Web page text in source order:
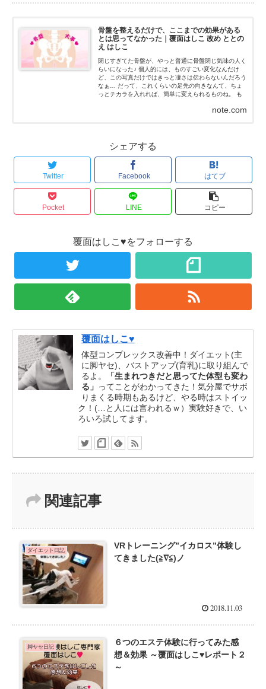
骨盤を整えるだけで、ここまでの効果がある
とは思ってなかった｜覆面はしこ 改め ととの
え はしこ
閉じすぎてた骨盤が、やっと普通に骨盤閉じ気味の人く
らいになった♪ 個人的には、ものすごい変化なんだけ
ど、この写真だけではきっと凄さは伝わらないんだろう
なぁ… だって、これくらいの足先の向きなんて、ちょ
っとチカラを入れれば、簡単に変えられるものね。 も
note.com
シェアする
Twitter Facebook はてブ
Pocket LINE コピー
覆面はしこ♥をフォローする
覆面はしこ♥
体型コンプレックス改善中！ダイエット(主
に脚ヤセ)、バストアップ(育乳)に取り組んで
るよ。
「生まれつきだと思ってた体型も変わ
る」 ってことがわかってきた！気分屋でサボ
りまくる時期もあるけど、やる時はストイッ
ク！(…と人には言われるｗ）実験好きで、い
ろいろ試してます。
関連記事
ダイエット日記
VRトレーニング”イカロス”体験し
てきました(≧∇≦)ノ
2018.11.03
脚ヤセ日記
６つのエステ体験に行ってみた感
想＆効果 ～覆面はしこ♥レポート２
～